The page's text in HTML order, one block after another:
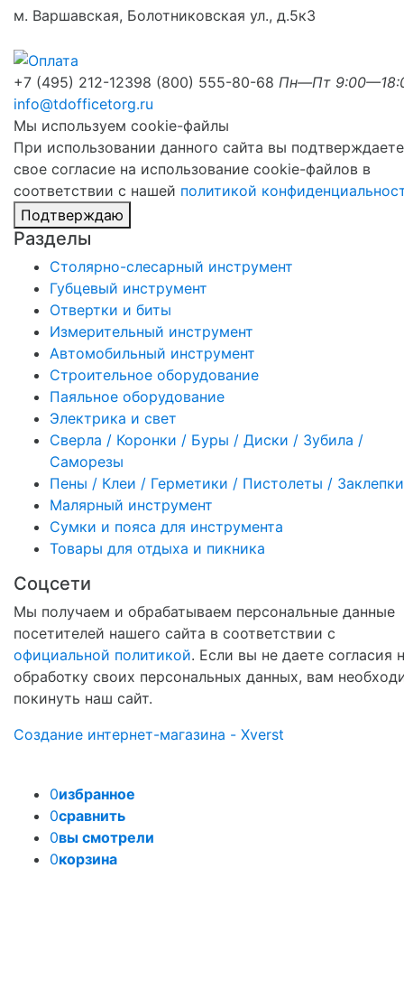
м. Варшавская, Болотниковская ул., д.5к3
+7 (495) 212-12398 (800) 555-80-68 Пн—Пт
info@tdofficetorg.ru
Мы используем cookie-файлы
При использовании данного сайта вы подтверждаете
свое согласие на использование cookie-файлов в
соответствии с нашей политикой
Подтверждаю
Разделы
Столярно-слесарный инструмент
Губцевый инструмент
Отвертки и биты
Измерительный инструмент
Автомобильный инструмент
Строительное оборудование
Паяльное оборудование
Электрика и свет
Сверла / Коронки / Буры / Диски / Зубила /
Саморезы
Пены / Клеи / Герметики / Пистолеты / Заклепки
Малярный инструмент
Сумки и пояса для инструмента
Товары для отдыха и пикника
Соцсети
Мы получаем и обрабатываем персональные данные
посетителей нашего сайта в соответствии с
официальной политикой. Если вы не даете согласия
обработку своих персональных данных, вам
покинуть наш сайт.
Создание интернет-магазина - Xverst
0избранное
0сравнить
0вы смотрели
0корзина